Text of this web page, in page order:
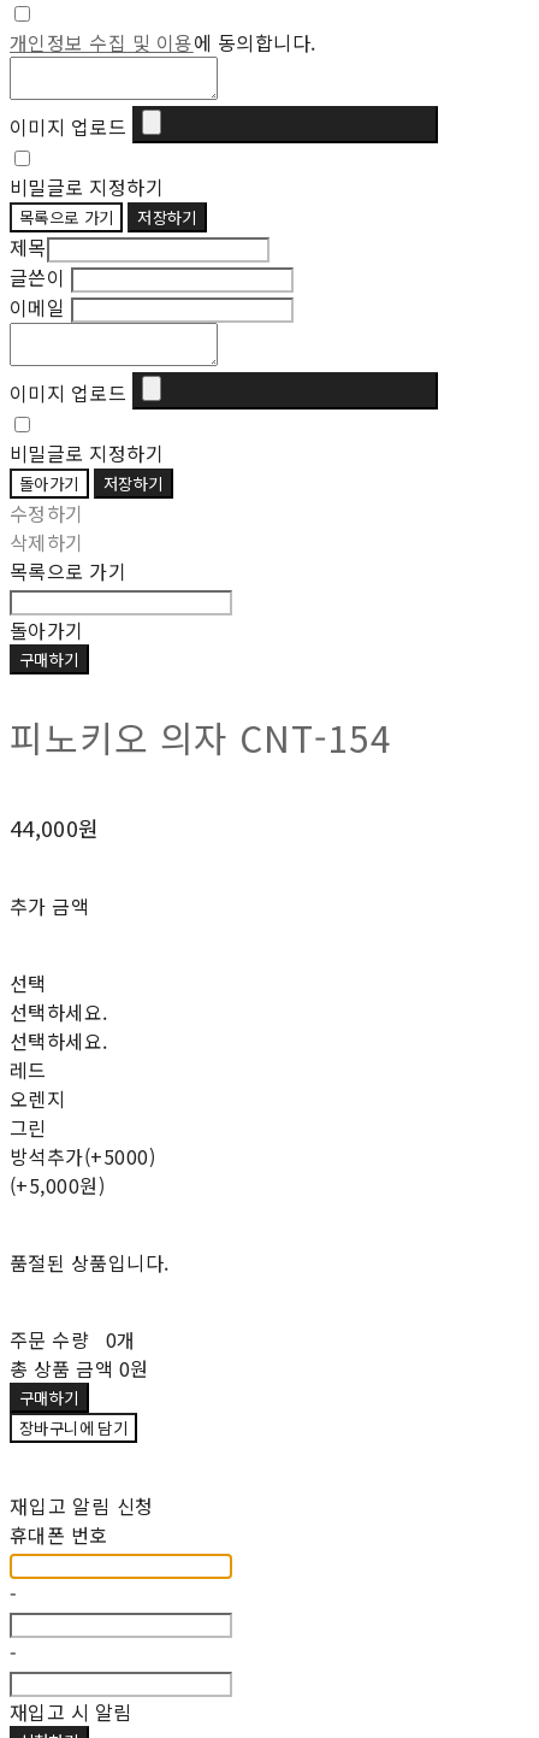
개인정보 수집 및 이용에 동의합니다.
이미지 업로드
비밀글로 지정하기
목록으로 가기 저장하기
제목
글쓴이
이메일
이미지 업로드
비밀글로 지정하기
돌아가기 저장하기
수정하기
삭제하기
목록으로 가기
돌아가기
구매하기
피노키오 의자 CNT-154
44,000원
추가 금액
선택
선택하세요.
선택하세요.
레드
오렌지
그린
방석추가(+5000)
(+5,000원)
품절된 상품입니다.
주문 수량 0개
총 상품 금액 0원
구매하기
장바구니에 담기
재입고 알림 신청
휴대폰 번호
-
-
재입고 시 알림